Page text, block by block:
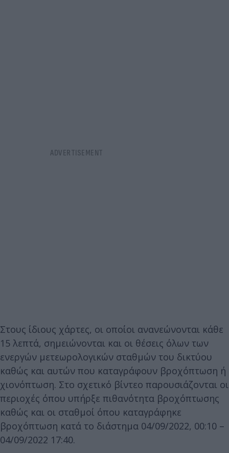
Στους ίδιους χάρτες, οι οποίοι ανανεώνονται κάθε
15 λεπτά, σημειώνονται και οι θέσεις όλων των
ενεργών μετεωρολογικών σταθμών του δικτύου
καθώς και αυτών που καταγράφουν βροχόπτωση ή
χιονόπτωση. Στο σχετικό βίντεο παρουσιάζονται οι
περιοχές όπου υπήρξε πιθανότητα βροχόπτωσης
καθώς και οι σταθμοί όπου καταγράφηκε
βροχόπτωση κατά το διάστημα 04/09/2022, 00:10 –
04/09/2022 17:40.